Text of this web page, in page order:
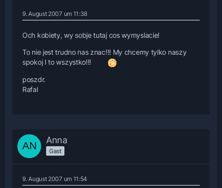
9. August 2007 um 11:38
Och kobiety, wy sobje tutaj cos wymyslacie!
To nie jest trudno nas znac!!! My chcemy tylko naszy
spokoj I to wszystko!!!
poszdr.
Rafal
Anna
Gast
9. August 2007 um 11:54